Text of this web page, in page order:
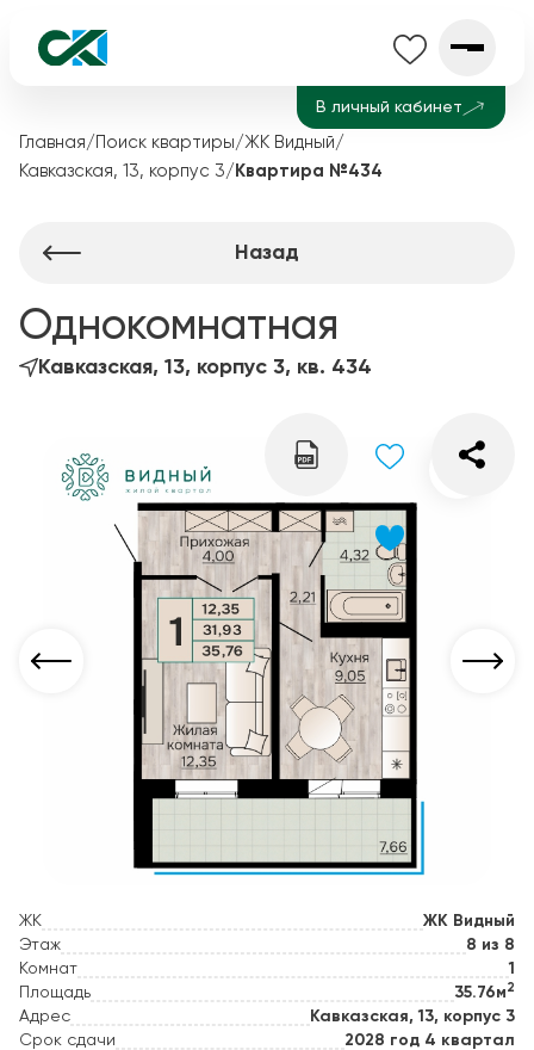
В личный кабинет
Главная/ Поиск квартиры/ЖК Видный/
Кавказская, 13, корпус 3/ Квартира №434
Назад
Однокомнатная
Кавказская, 13, корпус 3, кв. 434
ЖК
ЖК Видный
Этаж
8 из 8
Комнат
1
Площадь
35.76м 2
Адрес
Кавказская, 13, корпус 3
Срок сдачи
2028 год 4 квартал